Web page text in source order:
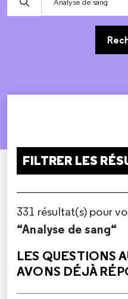
FILTRER LES
331 résultat(s) pour
“Analyse de sang“
LES QUESTIONS
AVONS DÉJÀ